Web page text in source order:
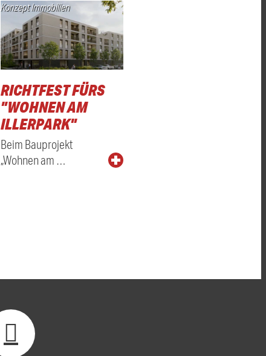
Konzept Immobilien
RICHTFEST FÜRS
"WOHNEN AM
ILLERPARK"
Beim Bauprojekt
„Wohnen am …